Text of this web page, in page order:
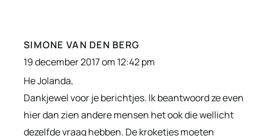
SIMONE VAN DEN BERG
19 december 2017 om 12:42 pm
He Jolanda,
Dankjewel voor je berichtjes. Ik beantwoord ze even
hier dan zien andere mensen het ook die wellicht
dezelfde vraag hebben. De kroketjes moeten